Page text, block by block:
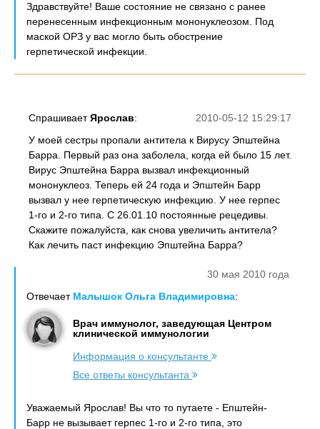
Здравствуйте! Ваше состояние не связано с ранее
перенесенным инфекционным мононуклеозом. Под
маской ОРЗ у вас могло быть обострение
герпетической инфекции.
2010-05-12 15:29:17
СпрашиваетЯрослав:
У моей сестры пропали антитела к Вирусу Эпштейна
Барра. Первый раз она заболела, когда ей было 15 лет.
Вирус Эпштейна Барра вызвал инфекционный
мононуклеоз. Теперь ей 24 года и Эпштейн Барр
вызвал у нее герпетическую инфекцию. У нее герпес
1-го и 2-го типа. С 26.01.10 постоянные рецедивы.
Скажите пожалуйста, как снова увеличить антитела?
Как лечить паст инфекцию Эпштейна Барра?
30 мая 2010 года
Отвечает Малышок Ольга Владимировна:
Врач иммунолог, заведующая Центром
клинической иммунологии
Информация о консультанте
Все ответы консультанта
Уважаемый Ярослав! Вы что то путаете - Епштейн-
Барр не вызывает герпес 1-го и 2-го типа, это